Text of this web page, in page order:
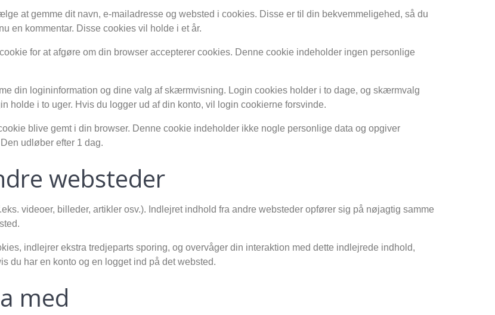
at gemme dit navn, e-mailadresse og websted i cookies. Disse er til din bekvemmeligehed, så du
en kommentar. Disse cookies vil holde i et år.
for at afgøre om din browser accepterer cookies. Denne cookie indeholder ingen personlige
din logininformation og dine valg af skærmvisning. Login cookies holder i to dage, og skærmvalg
holde i to uger. Hvis du logger ud af din konto, vil login cookierne forsvinde.
blive gemt i din browser. Denne cookie indeholder ikke nogle personlige data og opgiver
udløber efter 1 dag.
websteder
videoer, billeder, artikler osv.). Indlejret indhold fra andre websteder opfører sig på nøjagtig samme
indlejrer ekstra tredjeparts sporing, og overvåger din interaktion med dette indlejrede indhold,
du har en konto og en logget ind på det websted.
med